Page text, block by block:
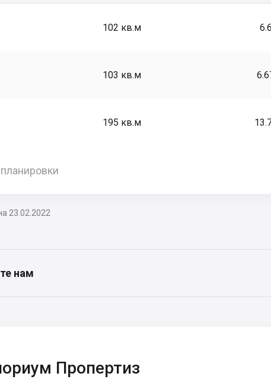
102 кв.м
103 кв.м
195 кв.м
23.02.2022
нам
Пропертиз